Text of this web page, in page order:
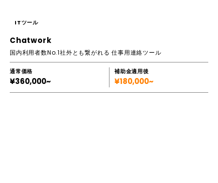
ITツール
Chatwork
国内利用者数No.1社外とも繋がれる 仕事用連絡ツール
通常価格
¥360,000~
補助金適用後
¥180,000~